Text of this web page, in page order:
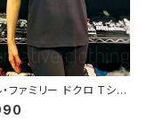
ファミリー ドクロ Tシャ
クT バンドT 半袖 黒 パ
おもしろ かわいい 大きい